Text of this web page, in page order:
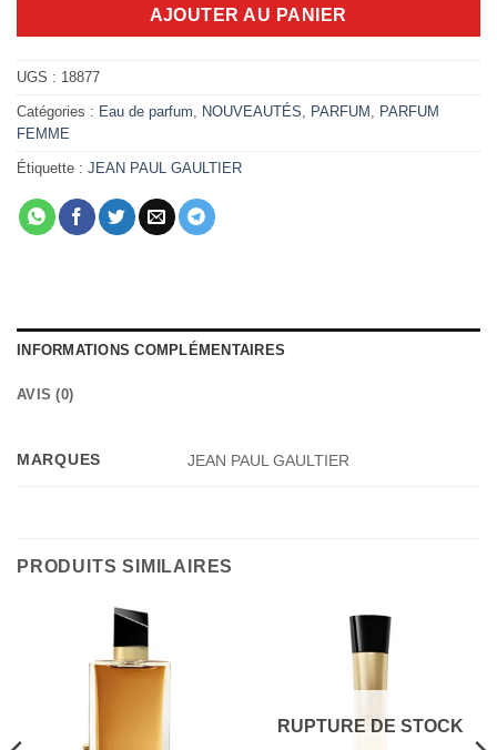
AJOUTER AU PANIER
UGS : 18877
Catégories : Eau de parfum NOUVEAUTÉS PARFUM
PARFUM
FEMME
Étiquette : JEAN PAUL GAULTIER
INFORMATIONS COMPLÉMENTAIRES
AVIS (0)
MARQUES JEAN PAUL GAULTIER
PRODUITS SIMILAIRES
RUPTURE DE STOCK